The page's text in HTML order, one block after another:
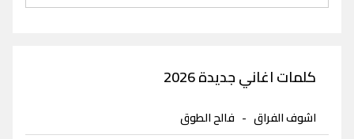
كلمات اغاني جديدة 2026
اشوف الفراق - فالح الطوق